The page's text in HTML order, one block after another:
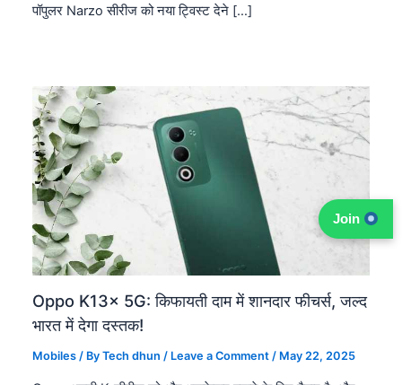
पॉपुलर Narzo सीरीज को नया ट्विस्ट देने […]
Oppo K13x 5G: किफायती दाम में शानदार फीचर्स, जल्द
भारत में देगा दस्तक!
Mobiles / ByTech dhun / Leave a Comment / May 22, 2025
Join